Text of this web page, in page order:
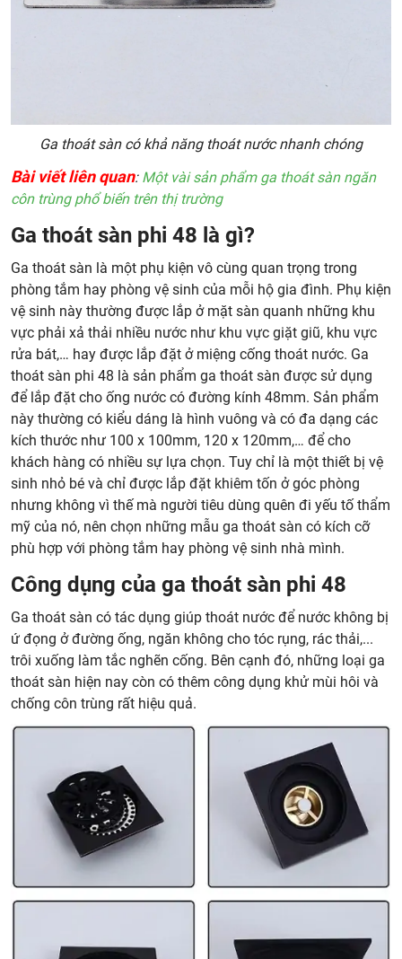
Ga thoát sàn có khả năng thoát nước nhanh chóng
Bài viết liên quan: Một vài sản phẩm ga thoát sàn ngăn
côn trùng phổ biến trên thị trường
Ga thoát sàn phi 48 là gì?
Ga thoát sàn là một phụ kiện vô cùng quan trọng trong
phòng tắm hay phòng vệ sinh của mỗi hộ gia đình. Phụ kiện
vệ sinh này thường được lắp ở mặt sàn quanh những khu
vực phải xả thải nhiều nước như khu vực giặt giũ, khu vực
rửa bát,… hay được lắp đặt ở miệng cống thoát nước. Ga
thoát sàn phi 48 là sản phẩm ga thoát sàn được sử dụng
để lắp đặt cho ống nước có đường kính 48mm. Sản phẩm
này thường có kiểu dáng là hình vuông và có đa dạng các
kích thước như 100 x 100mm, 120 x 120mm,… để cho
khách hàng có nhiều sự lựa chọn. Tuy chỉ là một thiết bị vệ
sinh nhỏ bé và chỉ được lắp đặt khiêm tốn ở góc phòng
nhưng không vì thế mà người tiêu dùng quên đi yếu tố thẩm
mỹ của nó, nên chọn những mẫu ga thoát sàn có kích cỡ
phù hợp với phòng tắm hay phòng vệ sinh nhà mình.
Công dụng của ga thoát sàn phi 48
Ga thoát sàn có tác dụng giúp thoát nước để nước không bị
ứ đọng ở đường ống, ngăn không cho tóc rụng, rác thải,...
trôi xuống làm tắc nghẽn cống. Bên cạnh đó, những loại ga
thoát sàn hiện nay còn có thêm công dụng khử mùi hôi và
chống côn trùng rất hiệu quả.